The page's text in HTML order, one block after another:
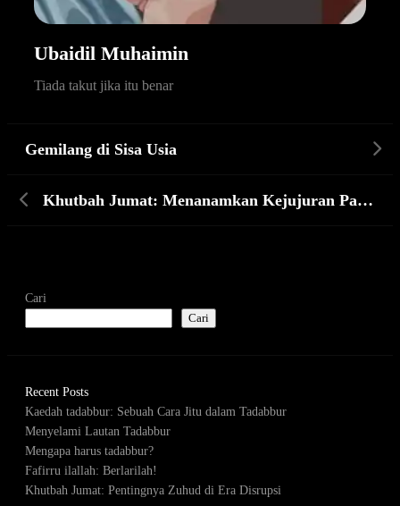
Ubaidil Muhaimin
Tiada takut jika itu benar
Gemilang di Sisa Usia
Khutbah Jumat: Menanamkan Kejujuran Pada Keluarga
Cari
Cari
Recent Posts
Kaedah tadabbur: Sebuah Cara Jitu dalam Tadabbur
Menyelami Lautan Tadabbur
Mengapa harus tadabbur?
Fafirru ilallah: Berlarilah!
Khutbah Jumat: Pentingnya Zuhud di Era Disrupsi